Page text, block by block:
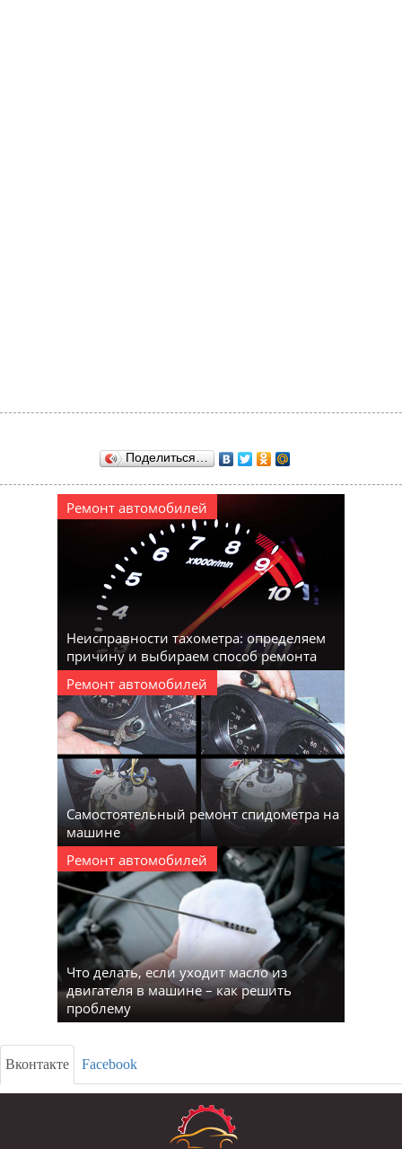
Поделиться…
Ремонт автомобилей
Неисправности тахометра: определяем
причину и выбираем способ ремонта
Ремонт автомобилей
Самостоятельный ремонт спидометра на
машине
Ремонт автомобилей
Что делать, если уходит масло из
двигателя в машине – как решить
проблему
Вконтакте Facebook